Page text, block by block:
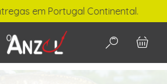
em Portugal Continental.